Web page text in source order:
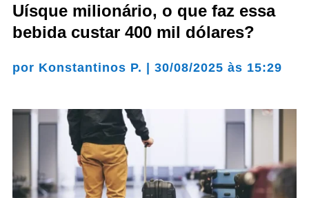
Uísque milionário, o que faz essa
bebida custar 400 mil dólares?
por Konstantinos P. | 30/08/2025 às 15:29